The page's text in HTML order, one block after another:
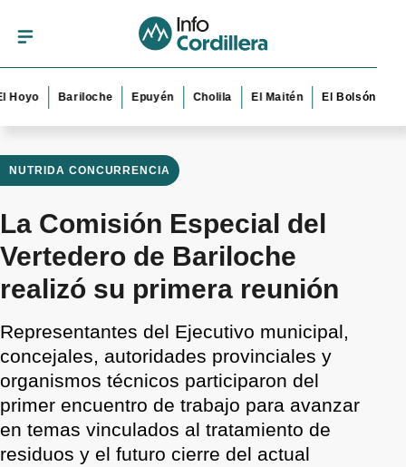
Bariloche Epuyén Cholila El Maitén El Bolsón
NUTRIDA CONCURRENCIA
La Comisión Especial del
Vertedero de Bariloche
realizó su primera reunión
Representantes del Ejecutivo municipal,
concejales, autoridades provinciales y
organismos técnicos participaron del
primer encuentro de trabajo para avanzar
en temas vinculados al tratamiento de
residuos y el futuro cierre del actual